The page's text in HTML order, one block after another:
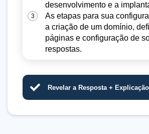
3
desenvolvimento e a
As etapas para sua
a criação de um domínio,
páginas e configuração de
respostas.
Revelar a Resposta +